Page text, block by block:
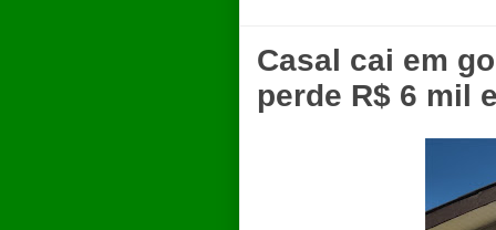
Casal cai em
perde R$ 6 mil